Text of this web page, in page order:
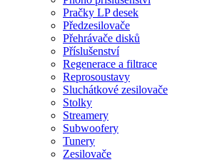
Pračky LP desek
Předzesilovače
Přehrávače disků
Příslušenství
Regenerace a filtrace
Reprosoustavy
Sluchátkové zesilovače
Stolky
Streamery
Subwoofery
Tunery
Zesilovače